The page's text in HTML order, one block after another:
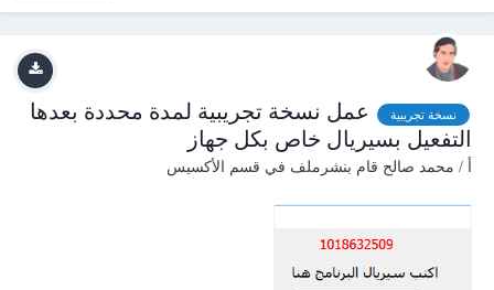
نسخة تجريبية
عمل نسخة تجريبية لمدة محددة بعدها
التفعيل بسيريال خاص بكل جهاز
أ / محمد صالح قام بنشرملف في قسم الأكسيس